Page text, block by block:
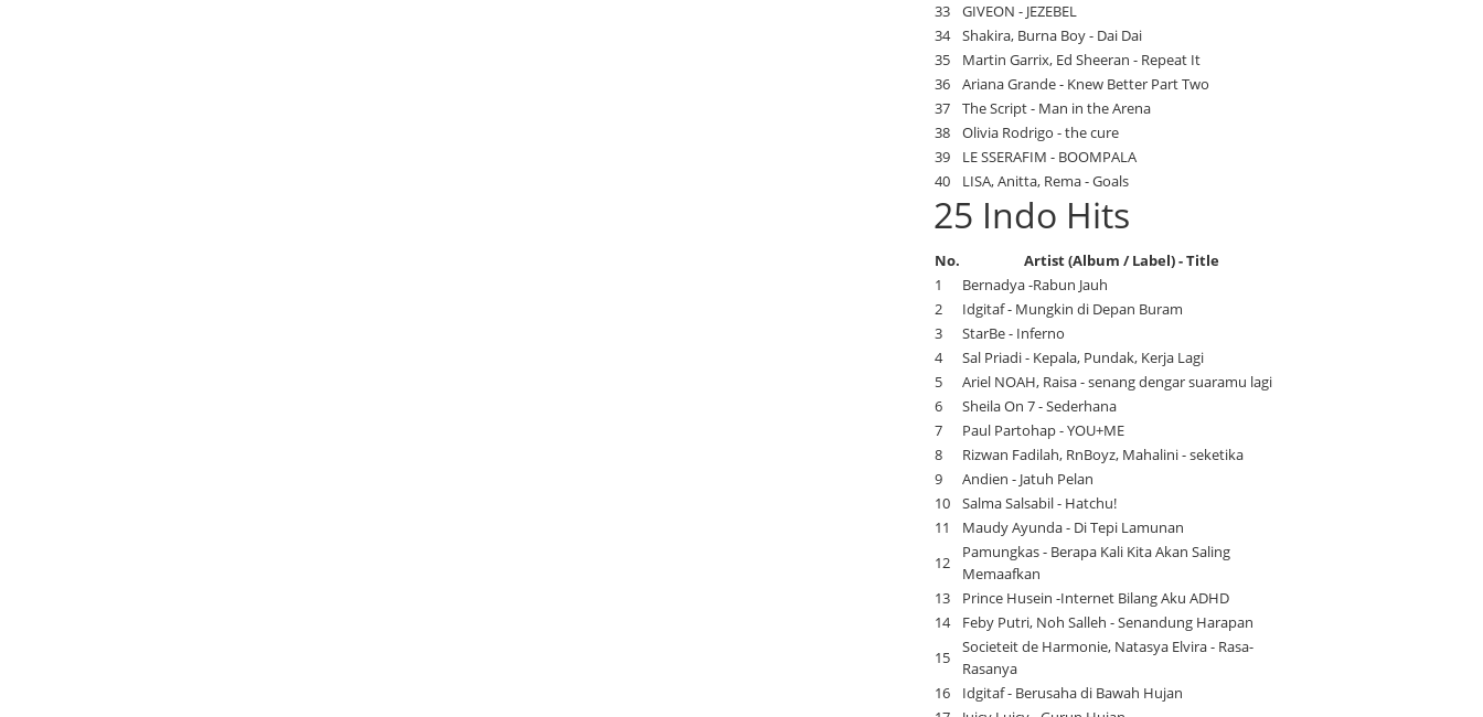
33
GIVEON - JEZEBEL
34
Shakira, Burna Boy - Dai Dai
35
Martin Garrix, Ed Sheeran - Repeat It
36
Ariana Grande - Knew Better Part Two
37
The Script - Man in the Arena
38
Olivia Rodrigo - the cure
39
LE SSERAFIM - BOOMPALA
40
LISA, Anitta, Rema - Goals
25 Indo Hits
No.
Artist (Album / Label) - Title
1
Bernadya -Rabun Jauh
2
Idgitaf - Mungkin di Depan Buram
3
StarBe - Inferno
4
Sal Priadi - Kepala, Pundak, Kerja Lagi
5
Ariel NOAH, Raisa - senang dengar suaramu lagi
6
Sheila On 7 - Sederhana
7
Paul Partohap - YOU+ME
8
Rizwan Fadilah, RnBoyz, Mahalini - seketika
9
Andien - Jatuh Pelan
10
Salma Salsabil - Hatchu!
11
Maudy Ayunda - Di Tepi Lamunan
12
Pamungkas - Berapa Kali Kita Akan Saling
Memaafkan
13
Prince Husein -Internet Bilang Aku ADHD
14
Feby Putri, Noh Salleh - Senandung Harapan
15
Societeit de Harmonie, Natasya Elvira - Rasa-
Rasanya
16
Idgitaf - Berusaha di Bawah Hujan